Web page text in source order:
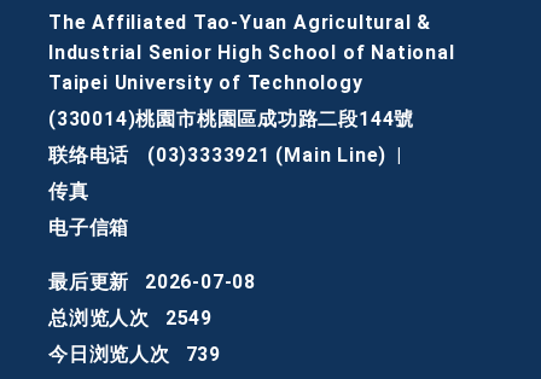
The Affiliated Tao-Yuan Agricultural &
Industrial Senior High School of National
Taipei University of Technology
(330014)桃園市桃園區成功路二段144號
联络电话
(03)3333921 (Main Line)
传真
电子信箱
最后更新
2026-07-08
总浏览人次
2549
今日浏览人次
739